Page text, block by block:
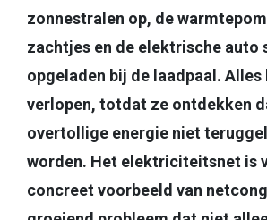
zonnestralen op, de
zachtjes en de elektrische auto
opgeladen bij de laadpaal.
verlopen, totdat ze ontdekken
overtollige energie niet
worden. Het elektriciteitsnet is
concreet voorbeeld van